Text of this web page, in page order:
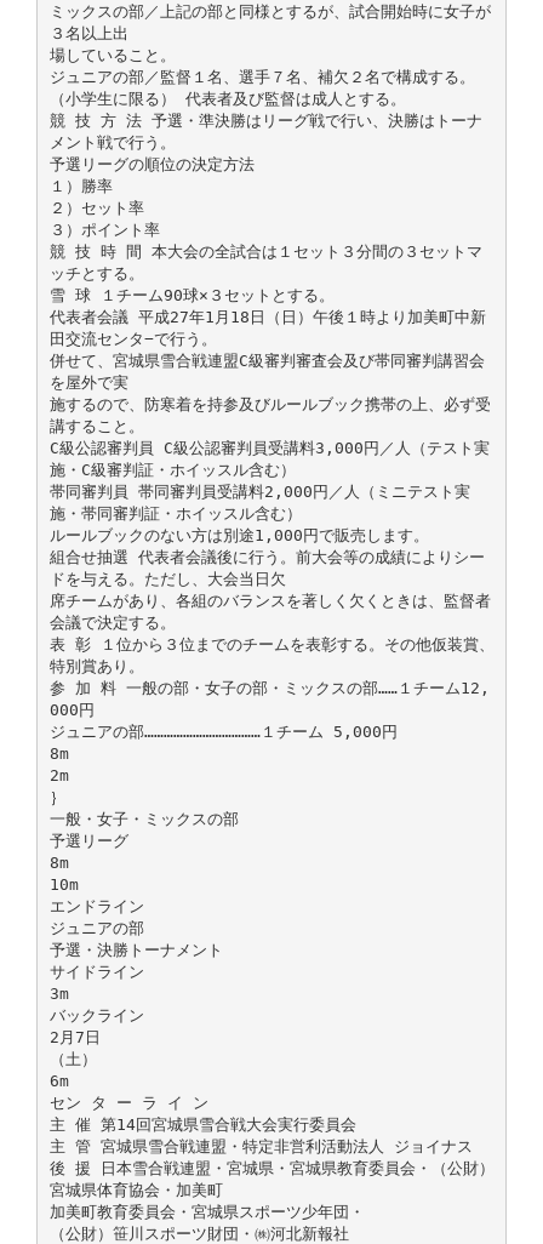
ミックスの部／上記の部と同様とするが、試合開始時に女子が
３名以上出
場していること。
ジュニアの部／監督１名、選手７名、補欠２名で構成する。
（小学生に限る） 代表者及び監督は成人とする。
競 技 方 法 予選・準決勝はリーグ戦で行い、決勝はトーナ
メント戦で行う。
予選リーグの順位の決定方法
１）勝率
２）セット率
３）ポイント率
競 技 時 間 本大会の全試合は１セット３分間の３セットマ
ッチとする。
雪 球 １チーム90球×３セットとする。
代表者会議 平成27年1月18日（日）午後１時より加美町中新
田交流センタ−で行う。
併せて、宮城県雪合戦連盟C級審判審査会及び帯同審判講習会
を屋外で実
施するので、防寒着を持参及びルールブック携帯の上、必ず受
講すること。
C級公認審判員 C級公認審判員受講料3,000円／人（テスト実
施・C級審判証・ホイッスル含む）
帯同審判員 帯同審判員受講料2,000円／人（ミニテスト実
施・帯同審判証・ホイッスル含む）
ルールブックのない方は別途1,000円で販売します。
組合せ抽選 代表者会議後に行う。前大会等の成績によりシー
ドを与える。ただし、大会当日欠
席チームがあり、各組のバランスを著しく欠くときは、監督者
会議で決定する。
表 彰 １位から３位までのチームを表彰する。その他仮装賞、
特別賞あり。
参 加 料 一般の部・女子の部・ミックスの部……１チーム12,
000円
ジュニアの部………………………………１チーム 5,000円
8m
2m
｝
一般・女子・ミックスの部
予選リーグ
8m
10m
エンドライン
ジュニアの部
予選・決勝トーナメント
サイドライン
3m
バックライン
2月7日
（土）
6m
セン タ ー ラ イ ン
主 催 第14回宮城県雪合戦大会実行委員会
主 管 宮城県雪合戦連盟・特定非営利活動法人 ジョイナス
後 援 日本雪合戦連盟・宮城県・宮城県教育委員会・（公財）
宮城県体育協会・加美町
加美町教育委員会・宮城県スポーツ少年団・
（公財）笹川スポーツ財団・㈱河北新報社